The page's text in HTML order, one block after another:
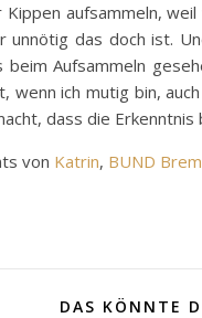
aufsammeln,
das doch ist.
beim Aufsammeln
wenn ich mutig bin,
dass die
von Katrin, BUND
DAS KÖNNTE